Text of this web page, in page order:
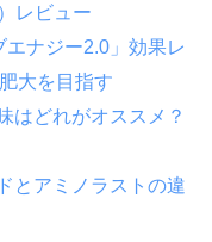
レビュー
エナジー2.0」効果レ
大を目指す
はどれがオススメ？
とアミノラストの違